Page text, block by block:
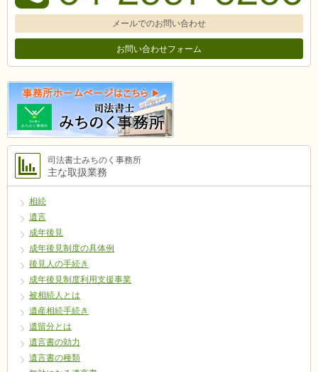
メールでのお問い合わせ
お問い合わせフォーム
司法書士みちのく事務所
主な取扱業務
相続
遺言
成年後見
成年後見制度の具体例
後見人の手続き
成年後見制度利用支援事業
被相続人とは
遺産相続手続き
遺留分とは
遺言書の効力
遺言書の種類